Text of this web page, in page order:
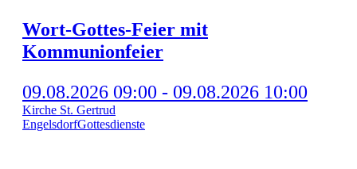
Wort-Got­tes-Fei­er mit
Kommunionfeier
09.08.2026 09:00 - 09.08.2026 10:00
Kirche St. Gertrud
EngelsdorfGottesdienste